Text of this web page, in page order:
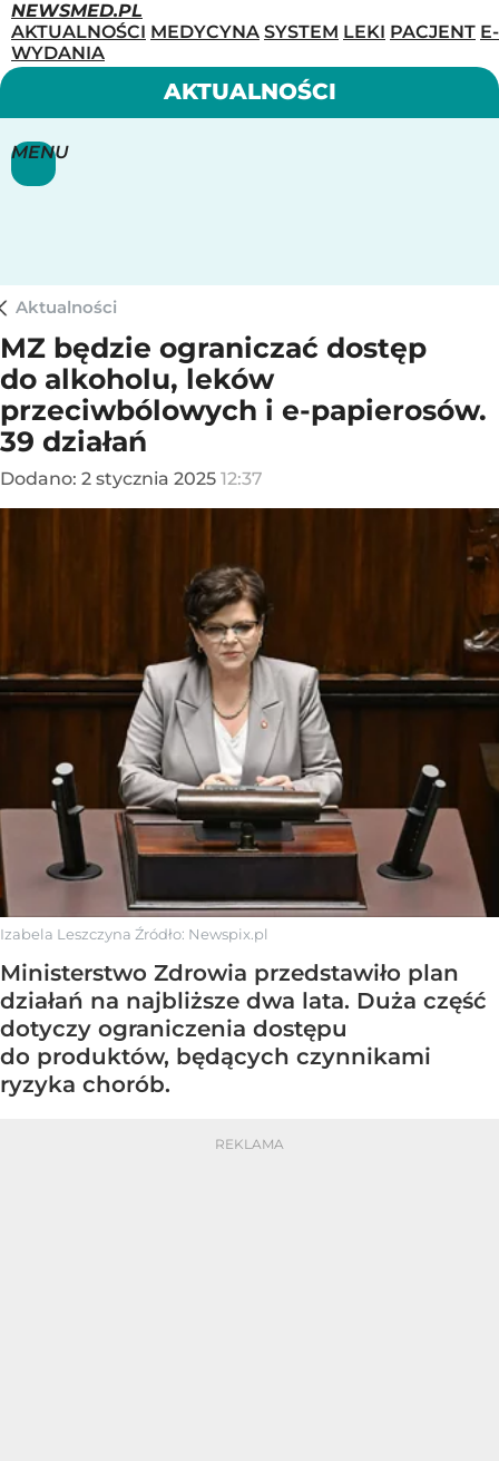
NEWSMED.PL
AKTUALNOŚCI MEDYCYNA SYSTEM LEKI PACJENT E-
WYDANIA
MENU
AKTUALNOŚCI
Aktualności
MZ będzie ograniczać dostęp
do alkoholu, leków
przeciwbólowych i e-papierosów.
39 działań
Dodano: 2 stycznia 2025 12:37
Izabela Leszczyna Źródło: Newspix.pl
Ministerstwo Zdrowia przedstawiło plan
działań na najbliższe dwa lata. Duża część
dotyczy ograniczenia dostępu
do produktów, będących czynnikami
ryzyka chorób.